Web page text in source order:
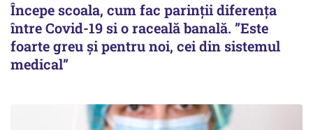
Începe scoala, cum fac parinții diferența
între Covid-19 si o raceală banală. ”Este
foarte greu și pentru noi, cei din sistemul
medical”